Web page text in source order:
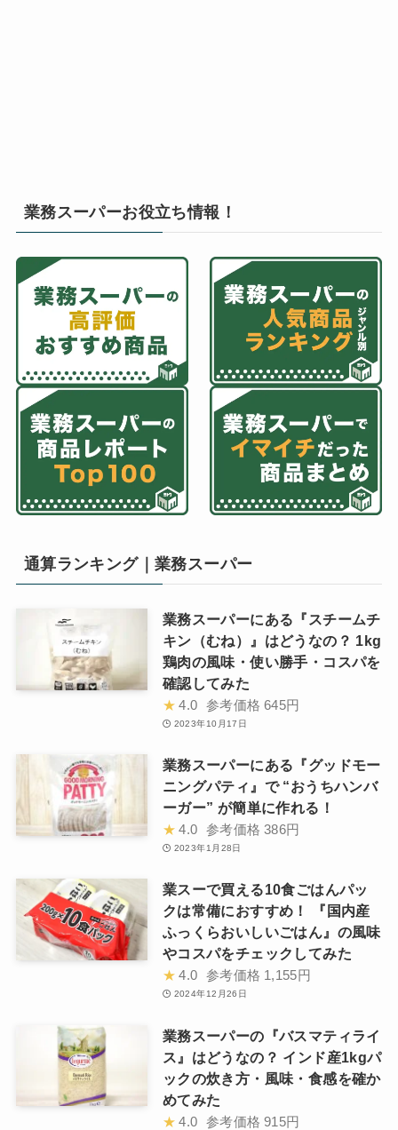
業務スーパーお役立ち情報！
通算ランキング｜業務スーパー
業務スーパーにある『スチームチ
キン（むね）』はどうなの？ 1kg
鶏肉の風味・使い勝手・コスパを
確認してみた
★ 4.0 参考価格 645円
2023年10月17日
業務スーパーにある『グッドモー
ニングパティ』で “おうちハンバ
ーガー” が簡単に作れる！
★ 4.0 参考価格 386円
2023年1月28日
業スーで買える10食ごはんパッ
クは常備におすすめ！ 『国内産
ふっくらおいしいごはん』の風味
やコスパをチェックしてみた
★ 4.0 参考価格 1,155円
2024年12月26日
業務スーパーの『バスマティライ
ス』はどうなの？ インド産1kgパ
ックの炊き方・風味・食感を確か
めてみた
★ 4.0 参考価格 915円